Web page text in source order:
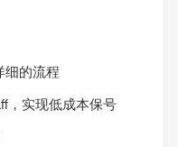
细的流程
，实现低成本保号